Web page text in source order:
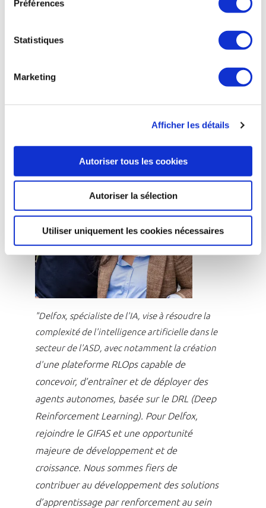
Préférences
Statistiques
Marketing
Afficher les détails
Autoriser tous les cookies
Autoriser la sélection
Utiliser uniquement les cookies nécessaires
"Delfox, spécialiste de l'IA, vise à résoudre la
complexité de l'intelligence artificielle dans le
secteur de l'ASD, avec notamment la création
d'une plateforme RLOps capable de
concevoir, d’entraîner et de déployer des
agents autonomes, basée sur le DRL (Deep
Reinforcement Learning). Pour Delfox,
rejoindre le GIFAS et une opportunité
majeure de développement et de
croissance. Nous sommes fiers de
contribuer au développement des solutions
d’apprentissage par renforcement au sein